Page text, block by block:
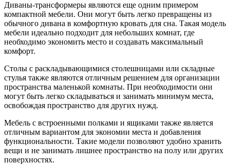
Диваны-трансформеры являются еще одним примером
компактной мебели. Они могут быть легко превращены из
обычного дивана в комфортную кровать для сна. Такая модель
мебели идеально подходит для небольших комнат, где
необходимо экономить место и создавать максимальный
комфорт.
Столы с раскладывающимися столешницами или складные
стулья также являются отличным решением для организации
пространства маленькой комнаты. При необходимости они
могут быть легко складываться и занимать минимум места,
освобождая пространство для других нужд.
Мебель с встроенными полками и ящиками также является
отличным вариантом для экономии места и добавления
функциональности. Такие модели позволяют удобно хранить
вещи и не занимать лишнее пространство на полу или других
поверхностях.